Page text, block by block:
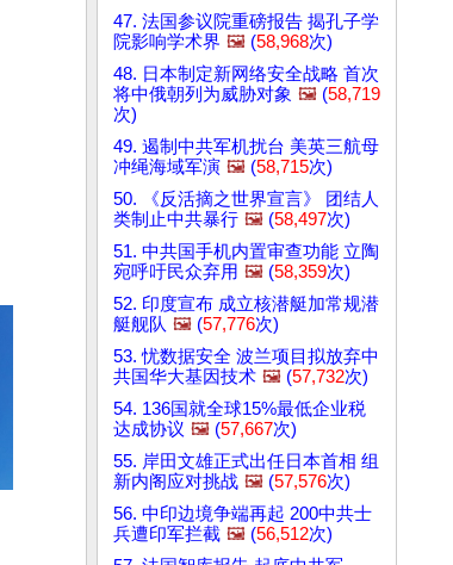
47. 法国参议院重磅报告 揭孔子学
院影响学术界 🖼️ (58,968次)
48. 日本制定新网络安全战略 首次
将中俄朝列为威胁对象 🖼️ (58,719
次)
49. 遏制中共军机扰台 美英三航母
冲绳海域军演 🖼️ (58,715次)
50. 《反活摘之世界宣言》 团结人
类制止中共暴行 🖼️ (58,497次)
51. 中共国手机内置审查功能 立陶
宛呼吁民众弃用 🖼️ (58,359次)
52. 印度宣布 成立核潜艇加常规潜
艇舰队 🖼️ (57,776次)
53. 忧数据安全 波兰项目拟放弃中
共国华大基因技术 🖼️ (57,732次)
54. 136国就全球15%最低企业税
达成协议 🖼️ (57,667次)
55. 岸田文雄正式出任日本首相 组
新内阁应对挑战 🖼️ (57,576次)
56. 中印边境争端再起 200中共士
兵遭印军拦截 🖼️ (56,512次)